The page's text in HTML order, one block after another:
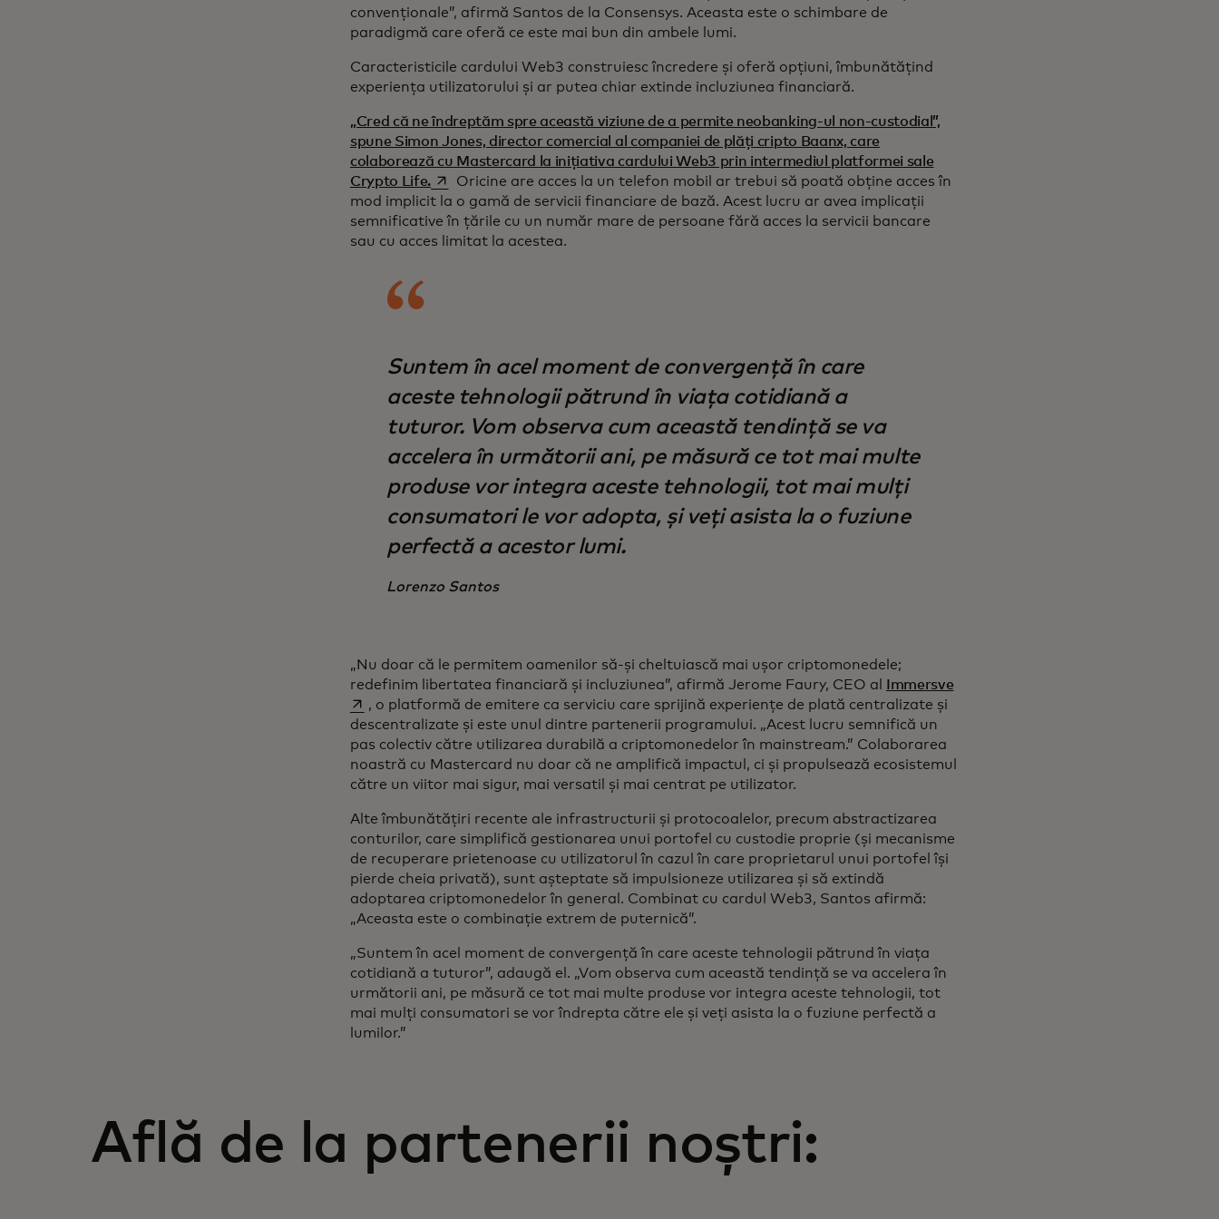
convenționale”, afirmă Santos de la Consensys. Aceasta este o schimbare de
paradigmă care oferă ce este mai bun din ambele lumi.
Caracteristicile cardului Web3 construiesc încredere și oferă opțiuni, îmbunătățind
experiența utilizatorului și ar putea chiar extinde incluziunea financiară.
„Cred că ne îndreptăm spre această viziune de a permite neobanking-ul non-custodial”,
spune Simon Jones, director comercial al companiei de plăți cripto Baanx, care
colaborează cu Mastercard la inițiativa cardului Web3 prin intermediul platformei sale
Crypto Life. opens in a new tab
Oricine are acces la un telefon mobil ar trebui să poată obține acces în
mod implicit la o gamă de servicii financiare de bază. Acest lucru ar avea implicații
semnificative în țările cu un număr mare de persoane fără acces la servicii bancare
sau cu acces limitat la acestea.
Suntem în acel moment de convergență în care
aceste tehnologii pătrund în viața cotidiană a
tuturor. Vom observa cum această tendință se va
accelera în următorii ani, pe măsură ce tot mai multe
produse vor integra aceste tehnologii, tot mai mulți
consumatori le vor adopta, și veți asista la o fuziune
perfectă a acestor lumi.
Lorenzo Santos
„Nu doar că le permitem oamenilor să-și cheltuiască mai ușor criptomonedele;
redefinim libertatea financiară și incluziunea”, afirmă Jerome Faury, CEO al
Immersveopens in a new tab
, o platformă de emitere ca serviciu care sprijină experiențe de plată centralizate și
descentralizate și este unul dintre partenerii programului. „Acest lucru semnifică un
pas colectiv către utilizarea durabilă a criptomonedelor în mainstream.” Colaborarea
noastră cu Mastercard nu doar că ne amplifică impactul, ci și propulsează ecosistemul
către un viitor mai sigur, mai versatil și mai centrat pe utilizator.
Alte îmbunătățiri recente ale infrastructurii și protocoalelor, precum abstractizarea
conturilor, care simplifică gestionarea unui portofel cu custodie proprie (și mecanisme
de recuperare prietenoase cu utilizatorul în cazul în care proprietarul unui portofel își
pierde cheia privată), sunt așteptate să impulsioneze utilizarea și să extindă
adoptarea criptomonedelor în general. Combinat cu cardul Web3, Santos afirmă:
„Aceasta este o combinație extrem de puternică”.
„Suntem în acel moment de convergență în care aceste tehnologii pătrund în viața
cotidiană a tuturor”, adaugă el. „Vom observa cum această tendință se va accelera în
următorii ani, pe măsură ce tot mai multe produse vor integra aceste tehnologii, tot
mai mulți consumatori se vor îndrepta către ele și veți asista la o fuziune perfectă a
lumilor.”
Află de la partenerii noștri: